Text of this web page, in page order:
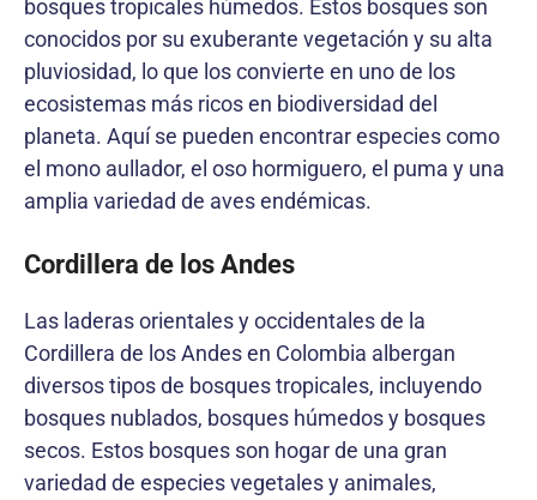
bosques tropicales húmedos. Estos bosques son
conocidos por su exuberante vegetación y su alta
pluviosidad, lo que los convierte en uno de los
ecosistemas más ricos en biodiversidad del
planeta. Aquí se pueden encontrar especies como
el mono aullador, el oso hormiguero, el puma y una
amplia variedad de aves endémicas.
Cordillera de los Andes
Las laderas orientales y occidentales de la
Cordillera de los Andes en Colombia albergan
diversos tipos de bosques tropicales, incluyendo
bosques nublados, bosques húmedos y bosques
secos. Estos bosques son hogar de una gran
variedad de especies vegetales y animales,